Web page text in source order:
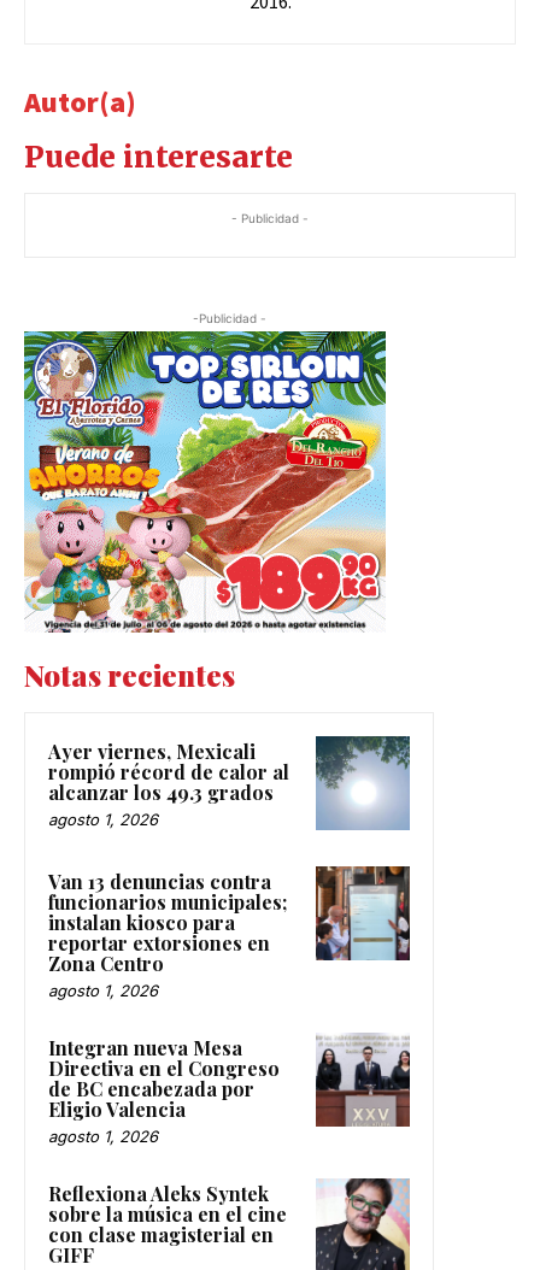
Autor(a)
Puede interesarte
- Publicidad -
-Publicidad -
Notas recientes
Ayer viernes, Mexicali
rompió récord de calor al
alcanzar los 49.3 grados
agosto 1, 2026
Van 13 denuncias contra
funcionarios municipales;
instalan kiosco para
reportar extorsiones en
Zona Centro
agosto 1, 2026
Integran nueva Mesa
Directiva en el Congreso
de BC encabezada por
Eligio Valencia
agosto 1, 2026
Reflexiona Aleks Syntek
sobre la música en el cine
con clase magisterial en
GIFF